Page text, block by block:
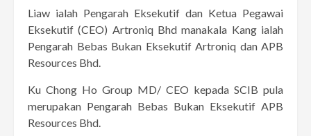
Liaw ialah Pengarah Eksekutif dan Ketua Pegawai
Eksekutif (CEO) Artroniq Bhd manakala Kang ialah
Pengarah Bebas Bukan Eksekutif Artroniq dan APB
Resources Bhd.
Ku Chong Ho Group MD/ CEO kepada SCIB pula
merupakan Pengarah Bebas Bukan Eksekutif APB
Resources Bhd.